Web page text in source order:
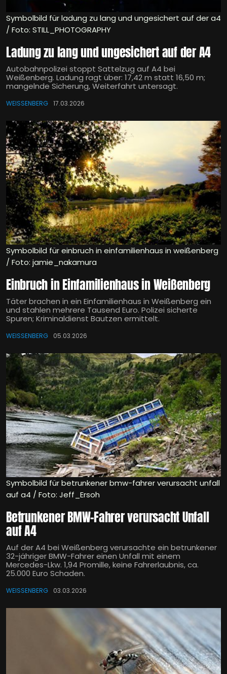
Symbolbild für ladung zu lang und ungesichert auf der a4
/ Foto: STILL_PHOTOGRAPHY
Ladung zu lang und ungesichert auf der A4
Autobahnpolizei stoppt Sattelzug auf A4 bei
Weißenberg. Ladung ragt über: 17,42 m statt 16,50 m;
mangelnde Sicherung, Weiterfahrt untersagt.
WEISSENBERG 17.03.2026
Symbolbild für einbruch in einfamilienhaus in weißenberg
/ Foto: jamie_nakamura
Einbruch in Einfamilienhaus in Weißenberg
Täter brachen in ein Einfamilienhaus in Weißenberg ein
und stahlen mehrere Tausend Euro. Polizei sicherte
Spuren; Kriminaldienst Bautzen ermittelt.
WEISSENBERG 05.03.2026
Symbolbild für betrunkener bmw-fahrer verursacht unfall
auf a4 / Foto: Jeff_Ersoh
Betrunkener BMW-Fahrer verursacht Unfall
auf A4
Auf der A4 bei Weißenberg verursachte ein betrunkener
32-jähriger BMW-Fahrer einen Unfall mit einem
Mercedes-Lkw. 1,94 Promille, keine Fahrerlaubnis, ca.
25.000 Euro Schaden.
WEISSENBERG 03.03.2026